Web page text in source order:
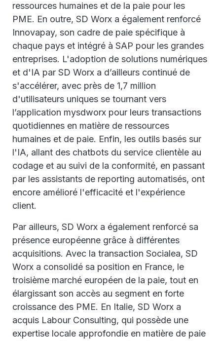
ressources humaines et de la paie pour les
PME. En outre, SD Worx a également renforcé
Innovapay, son cadre de paie spécifique à
chaque pays et intégré à SAP pour les grandes
entreprises. L'adoption de solutions numériques
et d'IA par SD Worx a d’ailleurs continué de
s'accélérer, avec près de 1,7 million
d'utilisateurs uniques se tournant vers
l’application mysdworx pour leurs transactions
quotidiennes en matière de ressources
humaines et de paie. Enfin, les outils basés sur
l'IA, allant des chatbots du service clientèle au
codage et au suivi de la conformité, en passant
par les assistants de reporting automatisés, ont
encore amélioré l'efficacité et l'expérience
client.
Par ailleurs, SD Worx a également renforcé sa
présence européenne grâce à différentes
acquisitions. Avec la transaction Socialea, SD
Worx a consolidé sa position en France, le
troisième marché européen de la paie, tout en
élargissant son accès au segment en forte
croissance des PME. En Italie, SD Worx a
acquis Labour Consulting, qui possède une
expertise locale approfondie en matière de paie